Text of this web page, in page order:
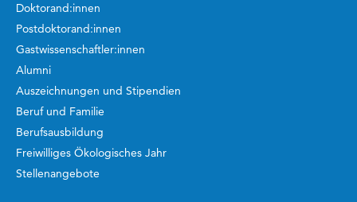
Doktorand:innen
Postdoktorand:innen
Gastwissenschaftler:innen
Alumni
Auszeichnungen und Stipendien
Beruf und Familie
Berufsausbildung
Freiwilliges Ökologisches Jahr
Stellenangebote